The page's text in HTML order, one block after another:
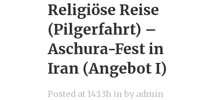
Religiöse Reise
(Pilgerfahrt) –
Aschura-Fest in
Iran (Angebot I)
Posted at 14:13h in by admin